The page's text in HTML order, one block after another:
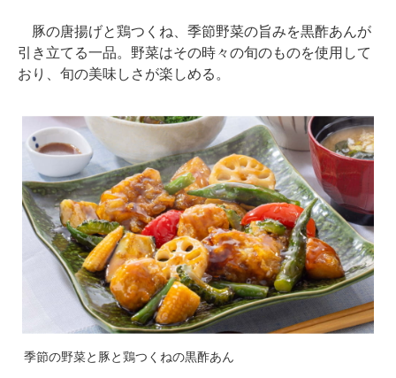
豚の唐揚げと鶏つくね、季節野菜の旨みを黒酢あんが
引き立てる一品。野菜はその時々の旬のものを使用して
おり、旬の美味しさが楽しめる。
季節の野菜と豚と鶏つくねの黒酢あん